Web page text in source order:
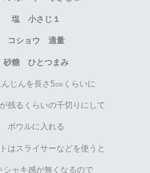
塩 小さじ１
コショウ 適量
砂糖 ひとつまみ
じんを長さ5㎝くらいに
残るくらいの千切りにして
ボウルに入れる
トはスライサーなどを使うと
シャキ感が無くなるので